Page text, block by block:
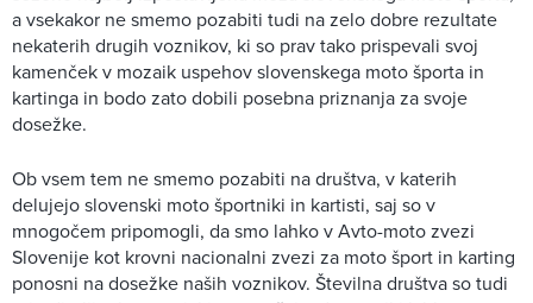
a vsekakor ne smemo pozabiti tudi na zelo dobre rezultate
nekaterih drugih voznikov, ki so prav tako prispevali svoj
kamenček v mozaik uspehov slovenskega moto športa in
kartinga in bodo zato dobili posebna priznanja za svoje
dosežke.
Ob vsem tem ne smemo pozabiti na društva, v katerih
delujejo slovenski moto športniki in kartisti, saj so v
mnogočem pripomogli, da smo lahko v Avto-moto zvezi
Slovenije kot krovni nacionalni zvezi za moto šport in karting
ponosni na dosežke naših voznikov. Številna društva so tudi